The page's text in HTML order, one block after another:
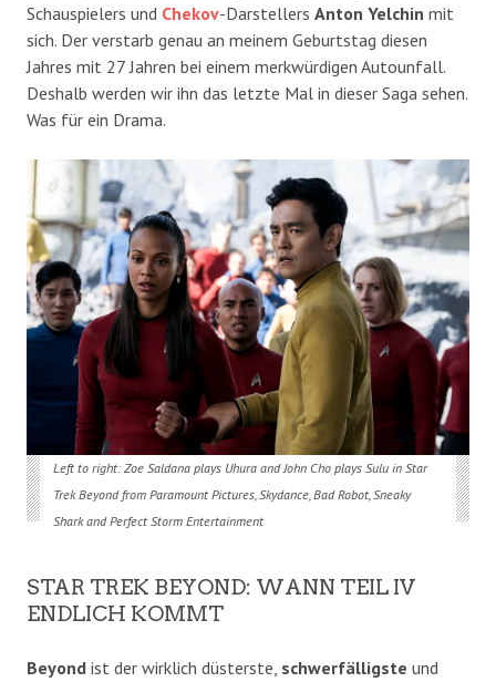
Schauspielers und Chekov-Darstellers Anton Yelchin mit
sich. Der verstarb genau an meinem Geburtstag diesen
Jahres mit 27 Jahren bei einem merkwürdigen Autounfall.
Deshalb werden wir ihn das letzte Mal in dieser Saga sehen.
Was für ein Drama.
Left to right: Zoe Saldana plays Uhura and John Cho plays Sulu in Star
Trek Beyond from Paramount Pictures, Skydance, Bad Robot, Sneaky
Shark and Perfect Storm Entertainment
STAR TREK BEYOND: WANN TEIL IV
ENDLICH KOMMT
Beyond ist der wirklich düsterste, schwerfälligste und